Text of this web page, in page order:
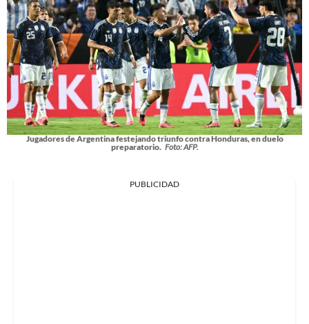
Jugadores de Argentina festejando triunfo contra Honduras, en duelo
preparatorio. Foto: AFP.
PUBLICIDAD